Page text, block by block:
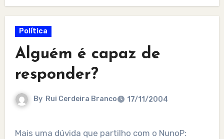
Política
Alguém é capaz de
responder?
By Rui Cerdeira Branco 17/11/2004
Mais uma dúvida que partilho com o NunoP: